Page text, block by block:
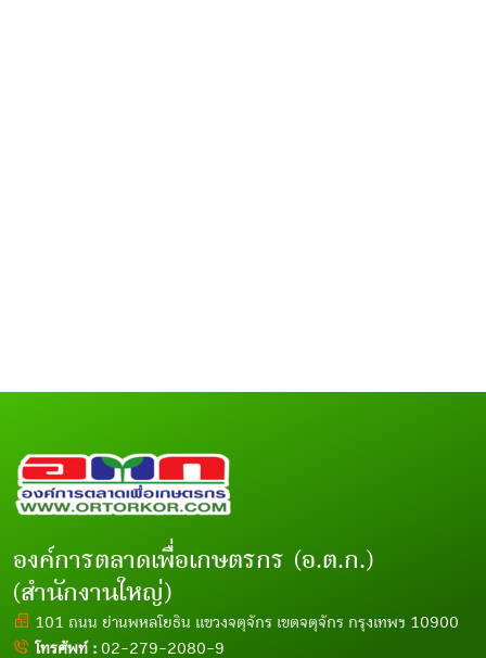
องค์การตลาดเพื่อเกษตรกร (อ.ต.ก.)
(สำนักงานใหญ่)
101 ถนน ย่านพหลโยธิน แขวงจตุจักร เขตจตุจักร กรุงเทพฯ 10900
โทรศัพท์ : 02-279-2080-9